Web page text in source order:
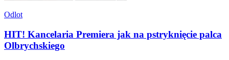
Odlot
HIT! Kancelaria Premiera jak na pstryknięcie palca
Olbrychskiego